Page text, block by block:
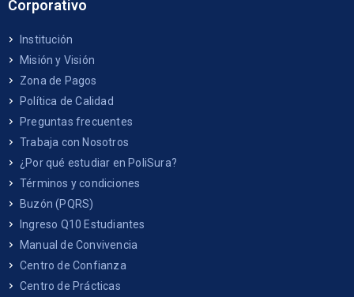
Corporativo
Institución
Misión y Visión
Zona de Pagos
Política de Calidad
Preguntas frecuentes
Trabaja con Nosotros
¿Por qué estudiar en PoliSura?
Términos y condiciones
Buzón (PQRS)
Ingreso Q10 Estudiantes
Manual de Convivencia
Centro de Confianza
Centro de Prácticas